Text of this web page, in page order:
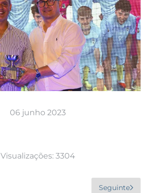
06 junho 2023
Visualizações: 3304
Seguinte